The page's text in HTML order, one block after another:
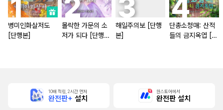
병미인화살저도
[단행본]
몰락한 가문의 소
저가 되다 [단행
해일주의보 [단행
본]
단총소청매: 산적
들의 금지옥엽 [단
10배 적립, 2시간 먼저
완전판+ 설치
원스토어에서
완전판 설치